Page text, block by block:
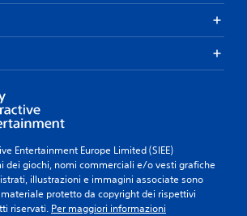
Entertainment Europe Limited (SIEE)
dei giochi, nomi commerciali e/o vesti grafiche
illustrazioni e immagini associate sono
protetto da copyright dei rispettivi
riservati. Per maggiori informazioni